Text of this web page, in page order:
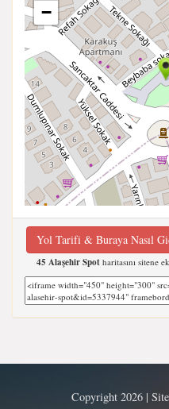
−
Yol Tarifi & Buraya Nasıl
45 Alaşehir Spot haritasını sitene
Copyright 2026 |